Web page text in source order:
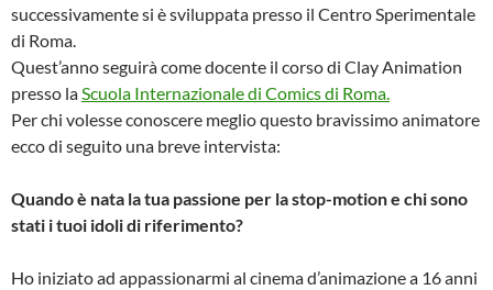
successivamente si è sviluppata presso il Centro Sperimentale
di Roma.
Quest’anno seguirà come docente il corso di Clay Animation
presso laScuola Internazionale di Comics di Roma.
Per chi volesse conoscere meglio questo bravissimo animatore
ecco di seguito una breve intervista:
Quando è nata la tua passione per la stop-motion e chi sono
stati i tuoi idoli di riferimento?
Ho iniziato ad appassionarmi al cinema d’animazione a 16 anni